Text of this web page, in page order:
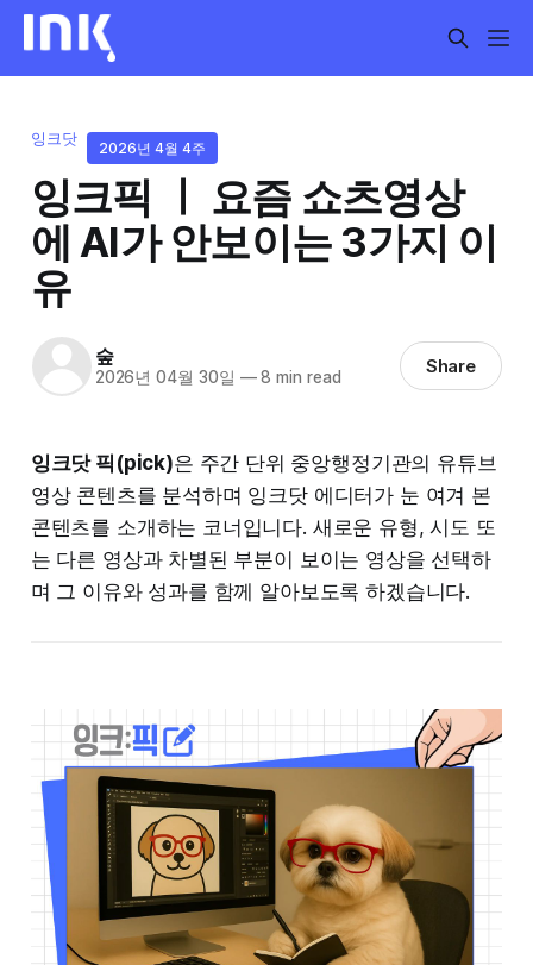
잉크닷
2026년 4월 4주
잉크픽 ㅣ 요즘 쇼츠영상
에 AI가 안보이는 3가지 이
유
숲
2026년 04월 30일 —8 min read Share
잉크닷 픽(pick)은 주간 단위 중앙행정기관의 유튜브
영상 콘텐츠를 분석하며 잉크닷 에디터가 눈 여겨 본
콘텐츠를 소개하는 코너입니다. 새로운 유형, 시도 또
는 다른 영상과 차별된 부분이 보이는 영상을 선택하
며 그 이유와 성과를 함께 알아보도록 하겠습니다.